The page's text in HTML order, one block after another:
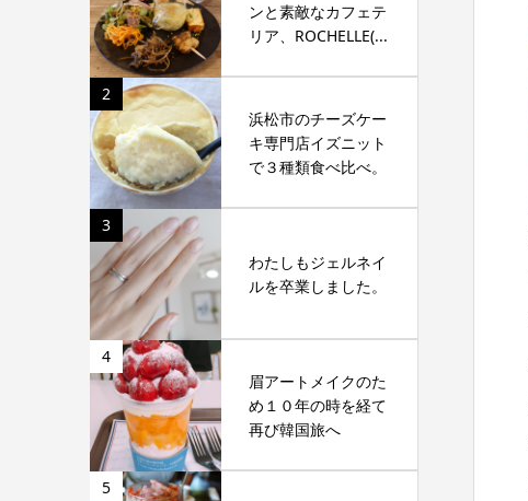
ンと素敵なカフェテ
リア、ROCHELLE(...
2
浜松市のチーズケー
キ専門店イズニット
で３種類食べ比べ。
3
わたしもジェルネイ
ルを卒業しました。
4
眉アートメイクのた
め１０年の時を経て
再び韓国旅へ
5